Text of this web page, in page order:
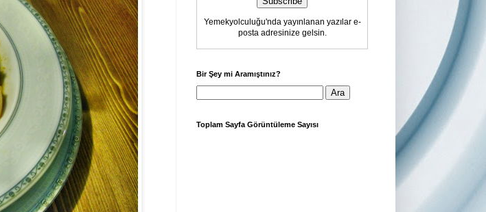
Yemekyolculuğu'nda yayınlanan yazılar e-
posta adresinize gelsin.
Bir Şey mi Aramıştınız?
Toplam Sayfa Görüntüleme Sayısı